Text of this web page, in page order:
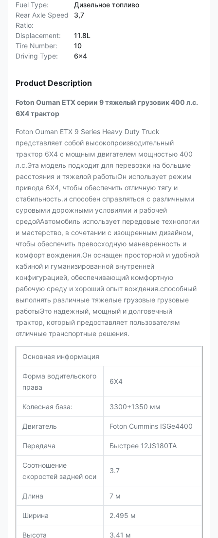
Fuel Type:
Дизельное топливо
Rear Axle Speed
Ratio:
3,7
Displacement:
11.8L
Tire Number:
10
Driving Type:
6x4
Product Description
Foton Ouman ETX серии 9 тяжелый грузовик 400 л.с.
6X4 трактор
Foton Ouman ETX 9 Series Heavy Duty Truck
представляет собой высокопроизводительный
трактор 6X4 с мощным двигателем мощностью 400
л.с.Эта модель подходит для перевозки на большие
расстояния и тяжелой работыОн использует режим
привода 6X4, чтобы обеспечить отличную тягу и
стабильность.и способен справляться с различными
суровыми дорожными условиями и рабочей
средойАвтомобиль использует передовые технологии
и мастерство, в сочетании с изощренным дизайном,
чтобы обеспечить превосходную маневренность и
комфорт вождения.Он оснащен просторной и удобной
кабиной и гуманизированной внутренней
конфигурацией, обеспечивающий комфортную
рабочую среду и хороший опыт вождения.способный
выполнять различные тяжелые грузовые грузовые
работыЭто надежный, мощный и долговечный
трактор, который предоставляет пользователям
отличные транспортные решения.
Основная информация
Форма водительского
права
6X4
Колесная база: 3300+1350 мм
Двигатель Foton Cummins ISGe4400
Передача Быстрее 12JS180TA
Соотношение
скоростей задней оси
3.7
Длина 7 м
Ширина 2.495 м
Высота 3.41 м